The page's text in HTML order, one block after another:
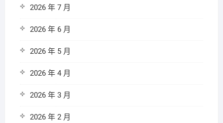
2026 年 7 月
2026 年 6 月
2026 年 5 月
2026 年 4 月
2026 年 3 月
2026 年 2 月